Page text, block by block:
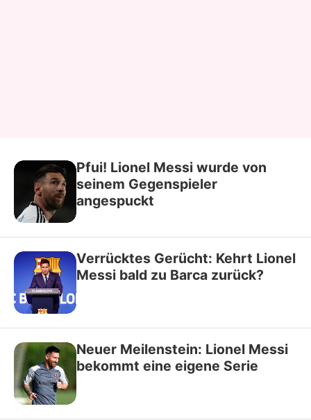
Pfui! Lionel Messi wurde von
seinem Gegenspieler
angespuckt
Verrücktes Gerücht: Kehrt Lionel
Messi bald zu Barca zurück?
Neuer Meilenstein: Lionel Messi
bekommt eine eigene Serie